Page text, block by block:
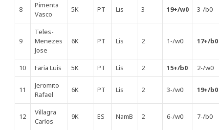
8
Pimenta
Vasco
5K PT Lis 3 19+/w0 3-/b0
9
Teles-
Menezes
Jose
6K PT Lis 2 1-/w0 17+/b0
10 Faria Luis 5K PT Lis 2 15+/b0 2-/w0
11
Jeromito
Rafael
6K PT Lis 2 3-/w0 19+/b0
12
Villagra
Carlos
9K ES NamB 2 6-/w0 7-/b0